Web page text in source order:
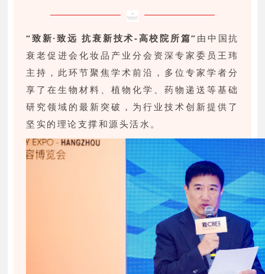
“致新·致远 抗衰新技术-高校院所篇” 由中国抗
衰老促进会化妆品产业分会资深专家委员王玮
主持，此环节聚焦学术前沿，多位专家学者分
享了在生物材料、植物化学、药物递送等基础
研究领域的最新突破，为行业技术创新提供了
坚实的理论支撑和源头活水。